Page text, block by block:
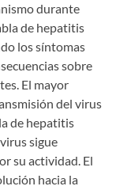
durante
de hepatitis
los síntomas
sobre
El mayor
del virus
de hepatitis
sigue
su actividad. El
hacia la